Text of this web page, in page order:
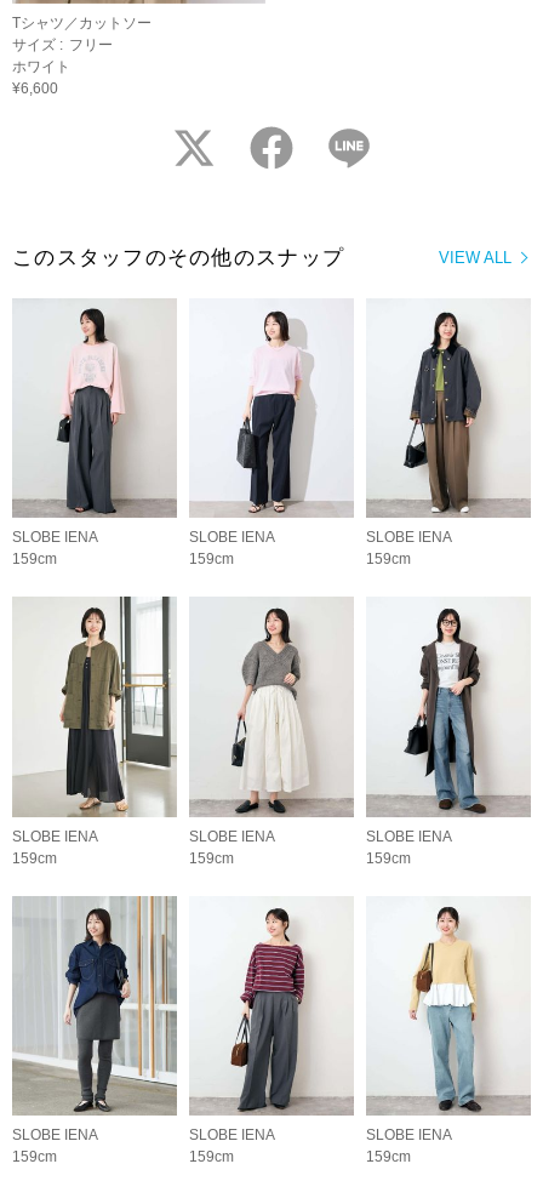
Tシャツ／カットソー
サイズ : フリー
ホワイト
¥6,600
twitter facebook
VIEW ALL
このスタッフのその他のスナップ
SLOBE IENA
159cm
SLOBE IENA
159cm
SLOBE IENA
159cm
SLOBE IENA
159cm
SLOBE IENA
159cm
SLOBE IENA
159cm
SLOBE IENA
159cm
SLOBE IENA
159cm
SLOBE IENA
159cm